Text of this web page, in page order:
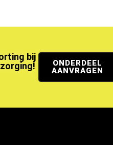
bij
ONDERDEEL
AANVRAGEN